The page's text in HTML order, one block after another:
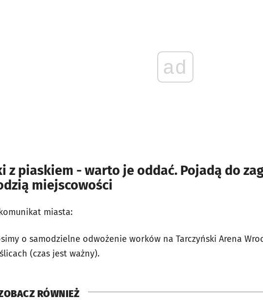
ad
z piaskiem - warto je oddać. Pojadą do
miejscowości
miasta:
o samodzielne odwożenie worków na Tarczyński Arena
(czas jest ważny).
RÓWNIEŻ